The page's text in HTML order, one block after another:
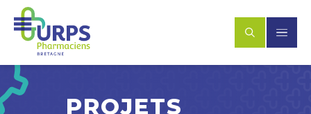
PROJETS